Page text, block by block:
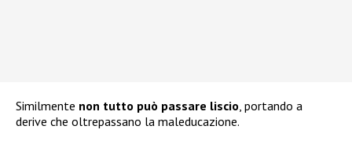
Similmente non tutto può passare liscio, portando a
derive che oltrepassano la maleducazione.